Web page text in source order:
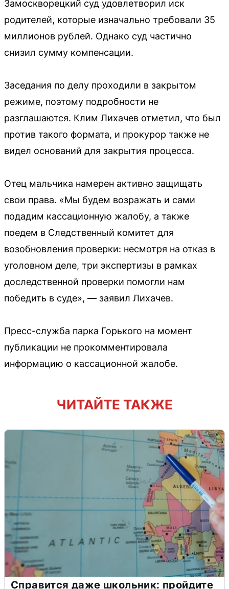
Замоскворецкий суд удовлетворил иск
родителей, которые изначально требовали 35
миллионов рублей. Однако суд частично
снизил сумму компенсации.
Заседания по делу проходили в закрытом
режиме, поэтому подробности не
разглашаются. Клим Лихачев отметил, что был
против такого формата, и прокурор также не
видел оснований для закрытия процесса.
Отец мальчика намерен активно защищать
свои права. «Мы будем возражать и сами
подадим кассационную жалобу, а также
поедем в Следственный комитет для
возобновления проверки: несмотря на отказ в
уголовном деле, три экспертизы в рамках
доследственной проверки помогли нам
победить в суде», — заявил Лихачев.
Пресс-служба парка Горького на момент
публикации не прокомментировала
информацию о кассационной жалобе.
ЧИТАЙТЕ ТАКЖЕ
Справится даже школьник: пройдите